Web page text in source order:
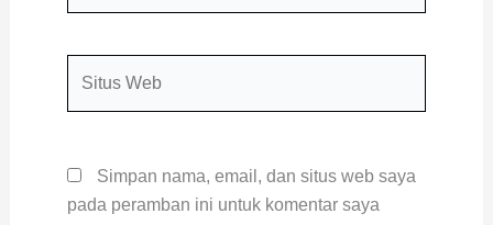
Simpan nama, email, dan situs web saya
pada peramban ini untuk komentar saya